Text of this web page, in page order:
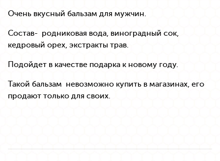
Очень вкусный бальзам для мужчин.
Состав- родниковая вода, виноградный сок,
кедровый орех, экстракты трав.
Подойдет в качестве подарка к новому году.
Такой бальзам невозможно купить в магазинах, его
продают только для своих.